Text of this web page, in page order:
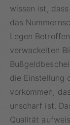
wissen ist,
das
Legen
verwackelten
die Einstellung
vorkommen,
unscharf ist.
Qualität